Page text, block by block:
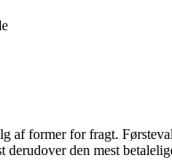
af former for fragt.
den mest